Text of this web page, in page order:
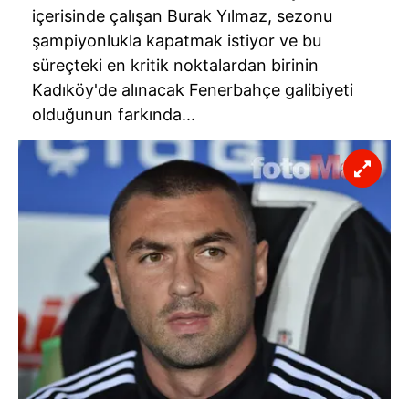
içerisinde çalışan Burak Yılmaz, sezonu
şampiyonlukla kapatmak istiyor ve bu
süreçteki en kritik noktalardan birinin
Kadıköy'de alınacak Fenerbahçe galibiyeti
olduğunun farkında...